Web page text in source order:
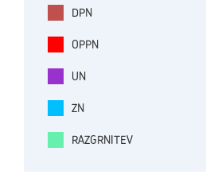
DPN
OPPN
UN
ZN
RAZGRNITEV